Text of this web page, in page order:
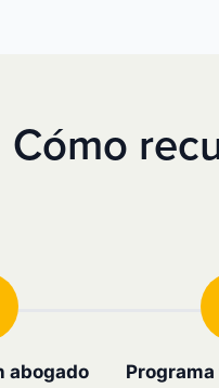
Cómo
abogado